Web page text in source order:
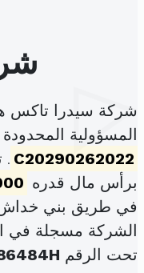
شركة سيدرا تاكس
المسؤولية
C20290262022
برأس مال قدره
في طريق بني خداش
الشركة مسجلة في
تحت الرقم